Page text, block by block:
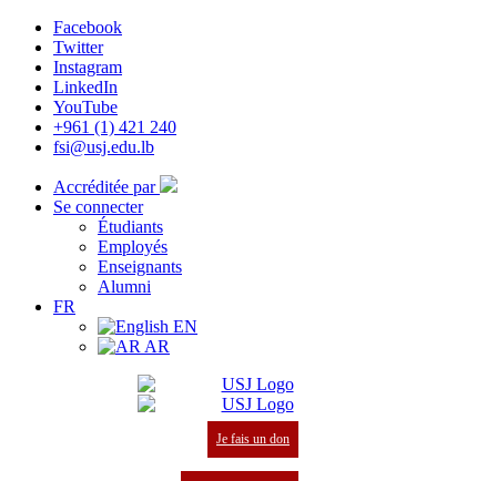
Facebook
Twitter
Instagram
LinkedIn
YouTube
+961 (1) 421 240
fsi@usj.edu.lb
Accréditée par
Se connecter
Étudiants
Employés
Enseignants
Alumni
FR
EN
AR
Je fais un don